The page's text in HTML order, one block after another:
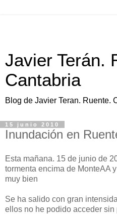
Javier Terán.
Cantabria
Blog de Javier Teran. Ruente.
15 junio 2010
Inundación en
Esta mañana. 15 de junio de
tormenta encima de MonteAA
muy bien
Se ha salido con gran
ellos no he podido acceder